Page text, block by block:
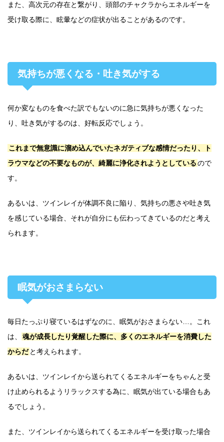
また、高次元の存在と繋がり、頭部のチャクラからエネルギーを
受け取る際に、眩暈などの症状が出ることがあるのです。
気持ちが悪くなる・吐き気がする
何か変なものを食べた訳でもないのに急に気持ちが悪くなった
り、吐き気がするのは、好転反応でしょう。
これまで無意識に溜め込んでいたネガティブな感情だったり、ト
ラウマなどの不要なものが、綺麗に浄化されようとしているので
す。
あるいは、ツインレイが体調不良に陥り、気持ちの悪さや吐き気
を感じている場合、それが自分にも伝わってきているのだと考え
られます。
眠気がおさまらない
毎日たっぷり寝ているはずなのに、眠気がおさまらない…。これ
は、
魂が成長したり覚醒した際に、多くのエネルギーを消費した
からだ と考えられます。
あるいは、ツインレイから送られてくるエネルギーをちゃんと受
け止められるようリラックスする為に、眠気が出ている場合もあ
るでしょう。
また、ツインレイから送られてくるエネルギーを受け取った場合